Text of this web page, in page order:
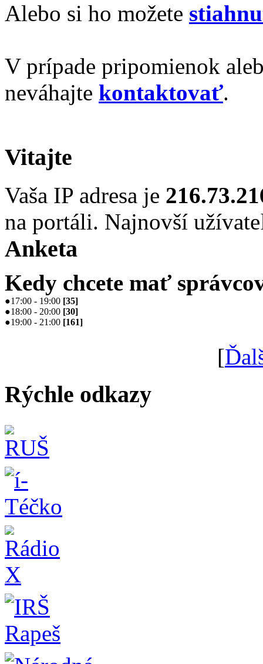
Alebo si ho možete
V prípade pripomienok
neváhajte kontaktovať.
Vitajte
Vaša IP adresa je
na portáli. Najnovší
Anketa
Kedy chcete mať
●17:00 - 19:00 [35]
●18:00 - 20:00 [30]
●19:00 - 21:00 [161]
[
Rýchle odkazy